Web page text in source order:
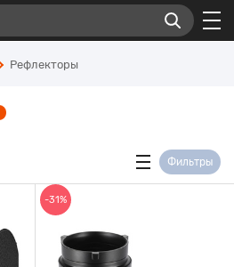
Рефлекторы
Фильтры
-31%